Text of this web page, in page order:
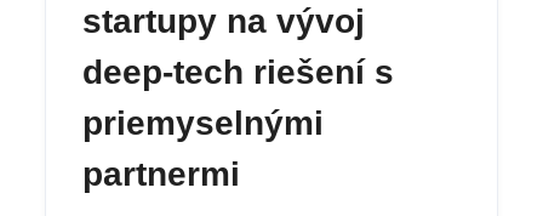
startupy na vývoj
deep-tech riešení s
priemyselnými
partnermi